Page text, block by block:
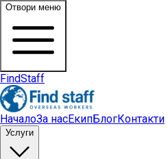
Отвори меню
FindStaff
НачалоЗа насЕкипБлогКонтакти
Услуги